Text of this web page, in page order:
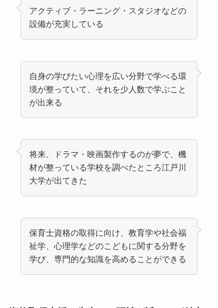
アクティブ・ラーニング・スタジオなどの
設備が充実している
自身の学びたい心理を広い分野で学べる環
境が整っていて、それを少人数で学ぶこと
が出来る
将来、ドラマ・映画製作するのが夢で、機
材が整っている学校を調べたところ江戸川
大学が出てきた
保育士資格の取得に向け、教育学や社会福
祉学、心理学などのこどもに関する分野を
学び、専門的な知識を高めることができる